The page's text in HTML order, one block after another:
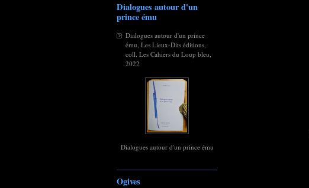
Dialogues autour d'un
prince ému
Dialogues autour d'un prince
ému, Les Lieux-Dits éditions,
coll. Les Cahiers du Loup bleu,
2022
Dialogues autour d'un prince ému
Ogives